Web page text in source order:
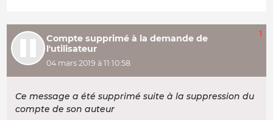
Compte supprimé à la demande de
l'utilisateur
04 mars 2019 à 11:10:58
1
Ce message a été supprimé suite à la suppression du
compte de son auteur